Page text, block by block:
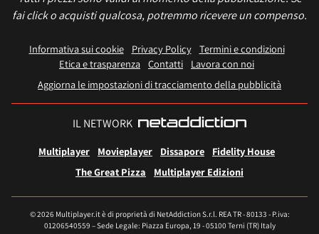
fai click o acquisti qualcosa, potremmo ricevere un compenso.
Informativa sui cookie Privacy Policy
Termini e condizioni
Etica e trasparenza Contatti
Lavora con noi
Aggiorna le impostazioni di tracciamento della pubblicità
IL NETWORK
Multiplayer Movieplayer Dissapore
Fidelity House
The Great Pizza
Multiplayer Edizioni
© 2026 Multiplayer.it è di proprietà di NetAddiction S.r.l. REA TR - 80133 - P.iva:
01206540559 – Sede Legale: Piazza Europa, 19 - 05100 Terni (TR) Italy